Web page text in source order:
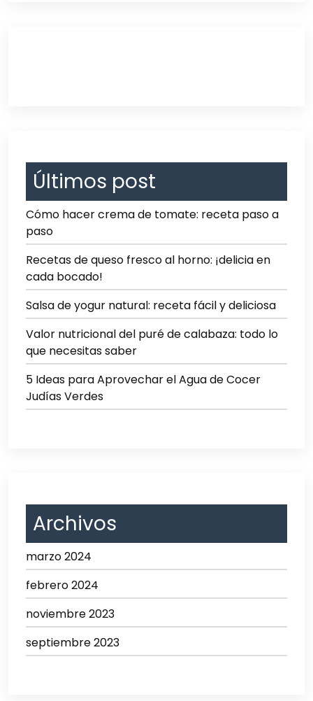
Últimos post
Cómo hacer crema de tomate: receta paso a
paso
Recetas de queso fresco al horno: ¡delicia en
cada bocado!
Salsa de yogur natural: receta fácil y deliciosa
Valor nutricional del puré de calabaza: todo lo
que necesitas saber
5 Ideas para Aprovechar el Agua de Cocer
Judías Verdes
Archivos
marzo 2024
febrero 2024
noviembre 2023
septiembre 2023